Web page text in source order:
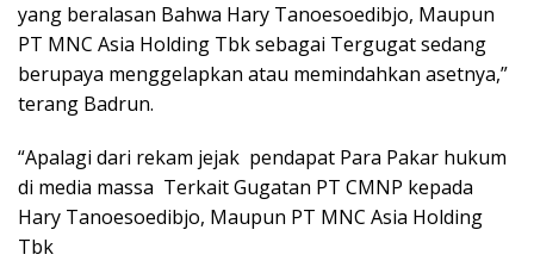
yang beralasan Bahwa Hary Tanoesoedibjo, Maupun
PT MNC Asia Holding Tbk sebagai Tergugat sedang
berupaya menggelapkan atau memindahkan asetnya,”
terang Badrun.
“Apalagi dari rekam jejak pendapat Para Pakar hukum
di media massa Terkait Gugatan PT CMNP kepada
Hary Tanoesoedibjo, Maupun PT MNC Asia Holding
Tbk